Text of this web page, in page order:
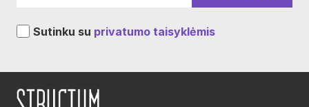
Sutinku su privatumo taisyklėmis